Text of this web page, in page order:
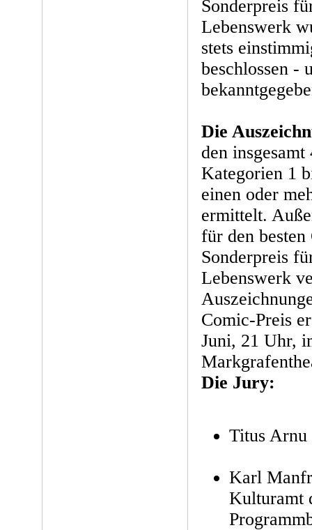
Sonderpreis
Lebenswerk
stets
beschlossen -
Die
den
Kategorien 1
einen oder
ermittelt.
für den
Sonderpreis
Lebenswerk
Comic-Preis
Juni, 21 Uhr,
Die Jury:
Titus Arnu
Karl
Kulturamt